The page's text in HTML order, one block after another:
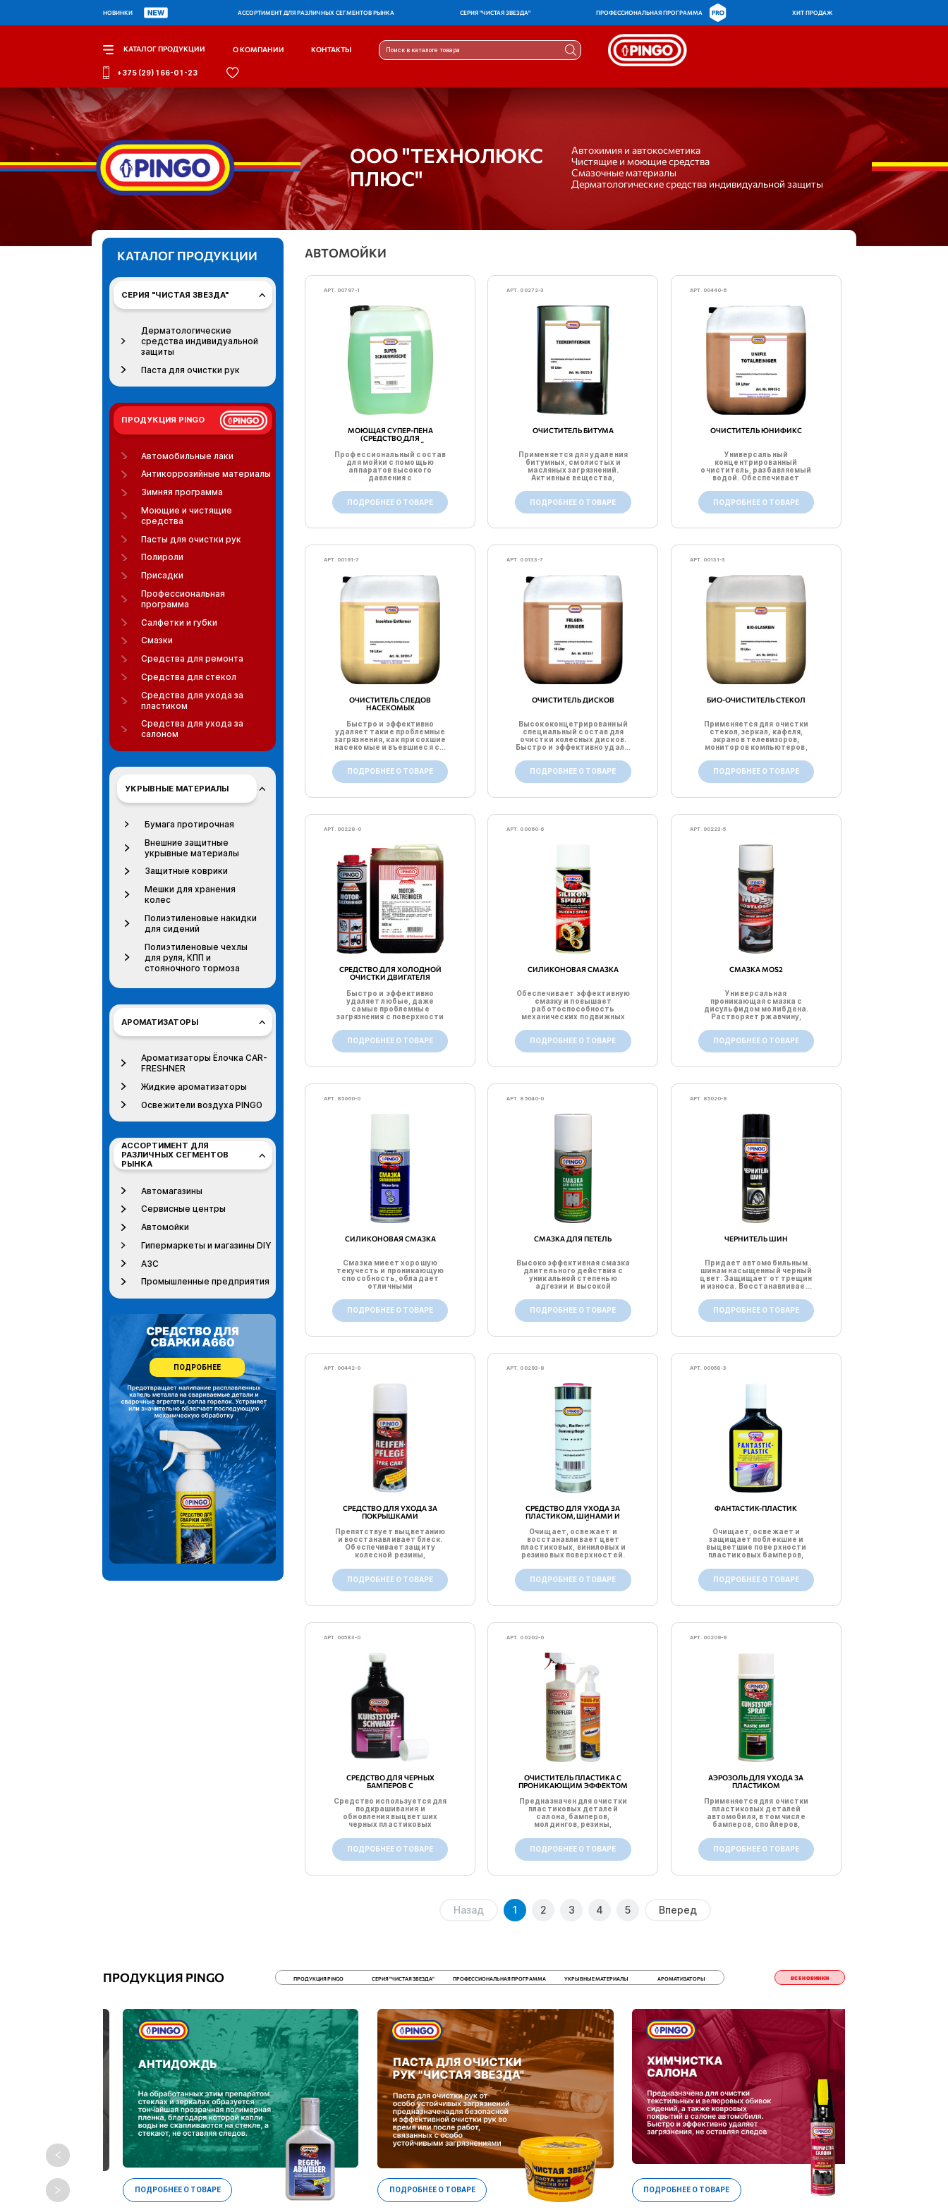
НОВИНКИ АССОРТИМЕНТ ДЛЯ РАЗЛИЧНЫХ СЕГМЕНТОВ РЫНКА СЕРИЯ "ЧИСТАЯ ЗВЕЗДА" ПРОФЕССИОНАЛЬНАЯ ПРОГРАММА ХИТ ПРОДАЖ
КАТАЛОГ ПРОДУКЦИИ О КОМПАНИИ КОНТАКТЫ
+375 (29) 166-01-23
OOO "ТЕХНОЛЮКС
ПЛЮС"
Автохимия и автокосметика
Чистящие и моющие средства
Смазочные материалы
Дерматологические средства индивидуальной защиты
КАТАЛОГ ПРОДУКЦИИ
СЕРИЯ "ЧИСТАЯ ЗВЕЗДА"
Дерматологические
средства индивидуальной
защиты
Паста для очистки рук
ПРОДУКЦИЯ PINGO
Автомобильные лаки
Антикоррозийные материалы
Зимняя программа
Моющие и чистящие
средства
Пасты для очистки рук
Полироли
Присадки
Профессиональная
программа
Салфетки и губки
Смазки
Средства для ремонта
Средства для стекол
Средства для ухода за
пластиком
Средства для ухода за
салоном
УКРЫВНЫЕ МАТЕРИАЛЫ
Бумага протирочная
Внешние защитные
укрывные материалы
Защитные коврики
Мешки для хранения
колес
Полиэтиленовые накидки
для сидений
Полиэтиленовые чехлы
для руля, КПП и
стояночного тормоза
АРОМАТИЗАТОРЫ
Ароматизаторы Ёлочка CAR-
FRESHNER
Жидкие ароматизаторы
Освежители воздуха PINGO
АССОРТИМЕНТ ДЛЯ
РАЗЛИЧНЫХ СЕГМЕНТОВ
РЫНКА
Автомагазины
Сервисные центры
Автомойки
Гипермаркеты и магазины DIY
АЗС
Промышленные предприятия
ПОДРОБНЕЕ
АВТОМОЙКИ
АРТ. 00797-1
МОЮЩАЯ СУПЕР-ПЕНА
(СРЕДСТВО ДЛЯ
БЕСКОНТАКТНОЙ МОЙКИ)
Профессиональный состав
для мойки с помощью
аппаратов высокого
давления с
ПОДРОБНЕЕ О ТОВАРЕ
АРТ. 00272-3
ОЧИСТИТЕЛЬ БИТУМА
Применяется для удаления
битумных, смолистых и
масляных загрязнений.
Активные вещества,
ПОДРОБНЕЕ О ТОВАРЕ
АРТ. 00440-6
ОЧИСТИТЕЛЬ ЮНИФИКС
Универсальный
концентрированный
очиститель, разбавляемый
водой. Обеспечивает
ПОДРОБНЕЕ О ТОВАРЕ
АРТ. 00191-7
ОЧИСТИТЕЛЬ СЛЕДОВ
НАСЕКОМЫХ
Быстро и эффективно
удаляет такие проблемные
загрязнения, как присохшие
насекомые и въевшиеся с...
ПОДРОБНЕЕ О ТОВАРЕ
АРТ. 00133-7
ОЧИСТИТЕЛЬ ДИСКОВ
Высококонцетрированный
специальный состав для
очистки колесных дисков.
Быстро и эффективно удал...
ПОДРОБНЕЕ О ТОВАРЕ
АРТ. 00131-3
БИО-ОЧИСТИТЕЛЬ СТЕКОЛ
Применяется для очистки
стекол, зеркал, кафеля,
экранов телевизоров,
мониторов компьютеров,
ПОДРОБНЕЕ О ТОВАРЕ
АРТ. 00228-0
СРЕДСТВО ДЛЯ ХОЛОДНОЙ
ОЧИСТКИ ДВИГАТЕЛЯ
Быстро и эффективно
удаляет любые, даже
самые проблемные
загрязнения с поверхности
ПОДРОБНЕЕ О ТОВАРЕ
АРТ. 00060-6
СИЛИКОНОВАЯ СМАЗКА
Обеспечивает эффективную
смазку и повышает
работоспособность
механических подвижных
ПОДРОБНЕЕ О ТОВАРЕ
АРТ. 00223-5
СМАЗКА MOS2
Универсальная
проникающая смазка с
дисульфидом молибдена.
Растворяет ржавчину,
ПОДРОБНЕЕ О ТОВАРЕ
АРТ. 85060-0
СИЛИКОНОВАЯ СМАЗКА
Смазка миеет хорошую
текучесть и проникающую
способность, обладает
отличными
ПОДРОБНЕЕ О ТОВАРЕ
АРТ. 85040-0
СМАЗКА ДЛЯ ПЕТЕЛЬ
Высокоэффективная смазка
длительного действия с
уникальной степенью
адгезии и высокой
ПОДРОБНЕЕ О ТОВАРЕ
АРТ. 85020-8
ЧЕРНИТЕЛЬ ШИН
Придает автомобильным
шинам насыщенный черный
цвет. Защищает от трещин
и износа. Восстанавливае...
ПОДРОБНЕЕ О ТОВАРЕ
АРТ. 00442-0
СРЕДСТВО ДЛЯ УХОДА ЗА
ПОКРЫШКАМИ
Препятствует выцветанию
и восстанавливает блеск.
Обеспечивает защиту
колесной резины,
ПОДРОБНЕЕ О ТОВАРЕ
АРТ. 00293-8
СРЕДСТВО ДЛЯ УХОДА ЗА
ПЛАСТИКОМ, ШИНАМИ И
РЕЗИНОЙ
Очищает, освежает и
восстанавливает цвет
пластиковых, виниловых и
резиновых поверхностей.
ПОДРОБНЕЕ О ТОВАРЕ
АРТ. 00058-3
ФАНТАСТИК-ПЛАСТИК
Очищает, освежает и
защищает поблекшие и
выцветшие поверхности
пластиковых бамперов,
ПОДРОБНЕЕ О ТОВАРЕ
АРТ. 00583-0
СРЕДСТВО ДЛЯ ЧЕРНЫХ
БАМПЕРОВ С
ЭФФЕКТОМ
Средство используется для
подкрашивания и
обновления выцветших
черных пластиковых
ПОДРОБНЕЕ О ТОВАРЕ
АРТ. 00202-0
ОЧИСТИТЕЛЬ ПЛАСТИКА С
ПРОНИКАЮЩИМ ЭФФЕКТОМ
Предназначен для очистки
пластиковых деталей
салона, бамперов,
молдингов, резины,
ПОДРОБНЕЕ О ТОВАРЕ
АРТ. 00209-9
АЭРОЗОЛЬ ДЛЯ УХОДА ЗА
ПЛАСТИКОМ
Применяется для очистки
пластиковых деталей
автомобиля, в том числе
бамперов, спойлеров,
ПОДРОБНЕЕ О ТОВАРЕ
Назад 1 2 3 4 5 Вперед
ПРОДУКЦИЯ PINGO ПРОДУКЦИЯ PINGO СЕРИЯ "ЧИСТАЯ ЗВЕЗДА" ПРОФЕССИОНАЛЬНАЯ ПРОГРАММА УКРЫВНЫЕ МАТЕРИАЛЫ АРОМАТИЗАТОРЫ ВСЕ НОВИНКИ
ПОДРОБНЕЕ О ТОВАРЕ ПОДРОБНЕЕ О ТОВАРЕ ПОДРОБНЕЕ О ТОВАРЕ